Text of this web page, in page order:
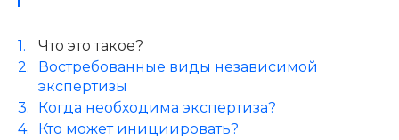
Что это такое?
Востребованные виды независимой
экспертизы
Когда необходима экспертиза?
Кто может инициировать?